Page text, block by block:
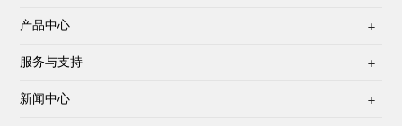
产品中心 
服务与支持 
新闻中心 